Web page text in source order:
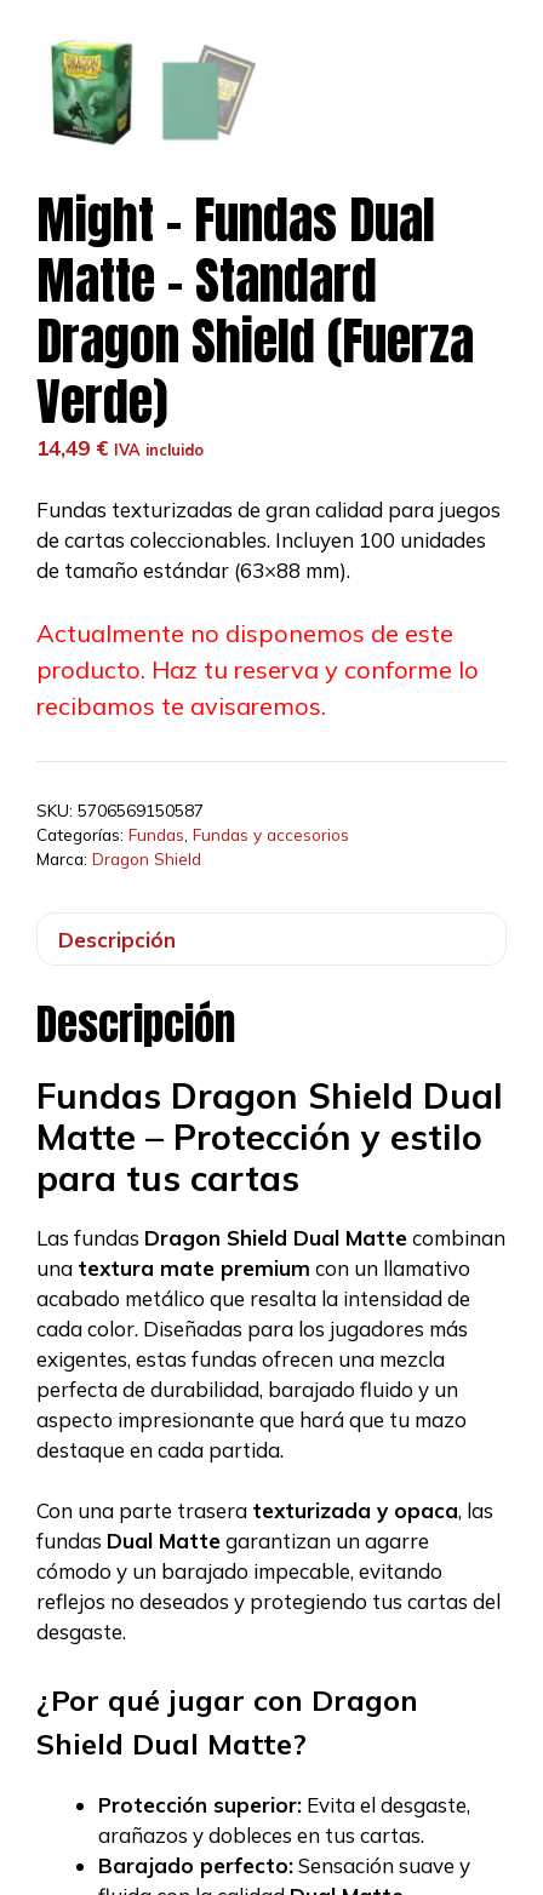
Might – Fundas Dual
Matte – Standard
Dragon Shield (Fuerza
Verde)
14,49 € IVA incluido
Fundas texturizadas de gran calidad para juegos
de cartas coleccionables. Incluyen 100 unidades
de tamaño estándar (63×88 mm).
Actualmente no disponemos de este
producto. Haz tu reserva y conforme lo
recibamos te avisaremos.
SKU: 5706569150587
Categorías: Fundas Fundas y accesorios
Marca: Dragon Shield
Descripción
Descripción
Fundas Dragon Shield Dual
Matte – Protección y estilo
para tus cartas
Las fundas Dragon Shield Dual Mattecombinan
una textura mate premium con un llamativo
acabado metálico que resalta la intensidad de
cada color. Diseñadas para los jugadores más
exigentes, estas fundas ofrecen una mezcla
perfecta de durabilidad, barajado fluido y un
aspecto impresionante que hará que tu mazo
destaque en cada partida.
Con una parte trasera texturizada y opaca, las
fundas Dual Mattegarantizan un agarre
cómodo y un barajado impecable, evitando
reflejos no deseados y protegiendo tus cartas del
desgaste.
¿Por qué jugar con Dragon
Shield Dual Matte?
Protección superior: Evita el desgaste,
arañazos y dobleces en tus cartas.
Barajado perfecto:Sensación suave y